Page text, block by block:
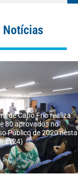
Notícias
de Cabo Frio realiza
80 aprovados no
Público de 2020 nesta
(24)
2024